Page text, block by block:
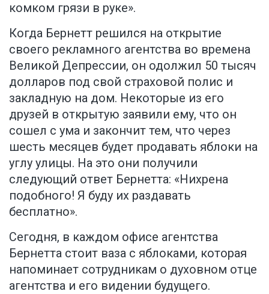
комком грязи в руке».
Когда Бернетт решился на открытие
своего рекламного агентства во времена
Великой Депрессии, он одолжил 50 тысяч
долларов под свой страховой полис и
закладную на дом. Некоторые из его
друзей в открытую заявили ему, что он
сошел с ума и закончит тем, что через
шесть месяцев будет продавать яблоки на
углу улицы. На это они получили
следующий ответ Бернетта: «Нихрена
подобного! Я буду их раздавать
бесплатно».
Сегодня, в каждом офисе агентства
Бернетта стоит ваза с яблоками, которая
напоминает сотрудникам о духовном отце
агентства и его видении будущего.